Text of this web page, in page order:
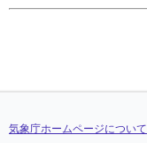
気象庁ホームページについて